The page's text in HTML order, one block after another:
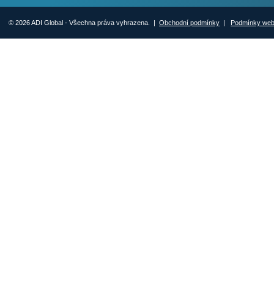
© 2026 ADI Global - Všechna práva vyhrazena. | Obchodní podmínky | Podmínky